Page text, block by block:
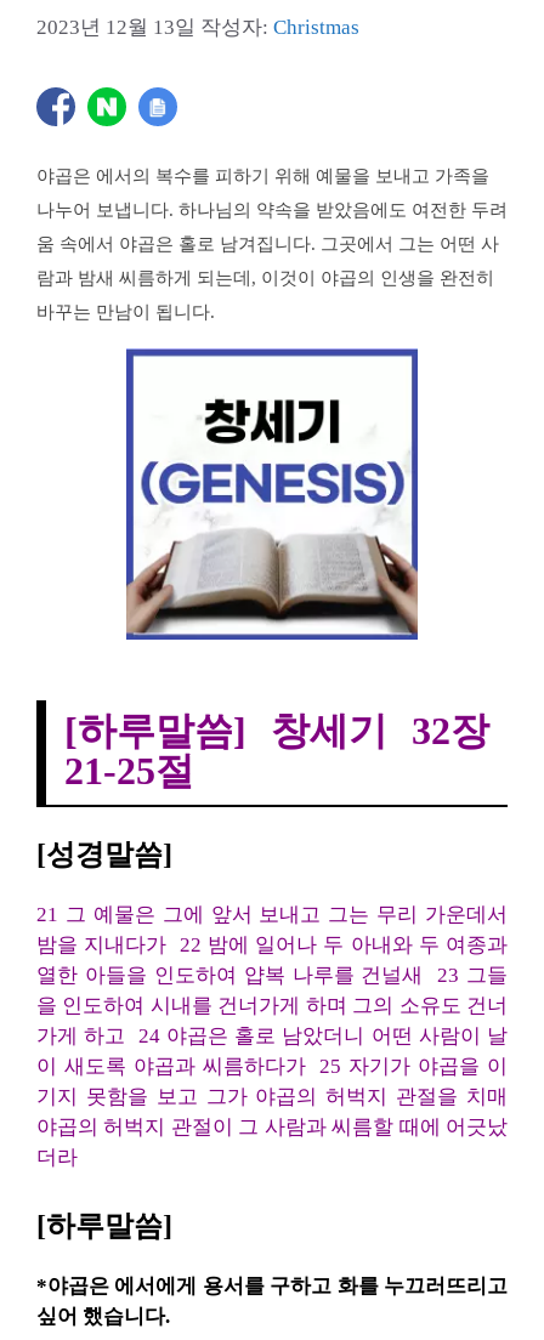
2023년 12월 13일 작성자: Christmas
야곱은 에서의 복수를 피하기 위해 예물을 보내고 가족을
나누어 보냅니다. 하나님의 약속을 받았음에도 여전한 두려
움 속에서 야곱은 홀로 남겨집니다. 그곳에서 그는 어떤 사
람과 밤새 씨름하게 되는데, 이것이 야곱의 인생을 완전히
바꾸는 만남이 됩니다.
[하루말씀] 창세기 32장
21-25절
[성경말씀]
21 그 예물은 그에 앞서 보내고 그는 무리 가운데서
밤을 지내다가 22 밤에 일어나 두 아내와 두 여종과
열한 아들을 인도하여 얍복 나루를 건널새 23 그들
을 인도하여 시내를 건너가게 하며 그의 소유도 건너
가게 하고 24 야곱은 홀로 남았더니 어떤 사람이 날
이 새도록 야곱과 씨름하다가 25 자기가 야곱을 이
기지 못함을 보고 그가 야곱의 허벅지 관절을 치매
야곱의 허벅지 관절이 그 사람과 씨름할 때에 어긋났
더라
[하루말씀]
*야곱은 에서에게 용서를 구하고 화를 누끄러뜨리고
싶어 했습니다.